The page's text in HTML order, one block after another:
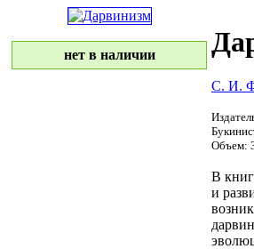
нет в наличии
С. И.
Объем:
В
и